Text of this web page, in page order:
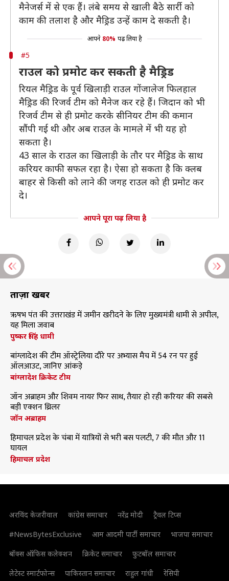
मैनेजर्स में से एक हैं। लंबे समय से खाली बैठे सार्री को
काम की तलाश है और मैड्रिड उन्हें काम दे सकती है।
आपने 80% पढ़ लिया है
#5
राउल को प्रमोट कर सकती है मैड्रिड
रियल मैड्रिड के पूर्व खिलाड़ी राउल गोंजालेज फिलहाल
मैड्रिड की रिजर्व टीम को मैनेज कर रहे हैं। जिदान को भी
रिजर्व टीम से ही प्रमोट करके सीनियर टीम की कमान
सौंपी गई थी और अब राउल के मामले में भी यह हो
सकता है।
43 साल के राउल का खिलाड़ी के तौर पर मैड्रिड के साथ
करियर काफी सफल रहा है। ऐसा हो सकता है कि क्लब
बाहर से किसी को लाने की जगह राउल को ही प्रमोट कर
दे।
आपने पूरा पढ़ लिया है
ताज़ा खबरें
ऋषभ पंत की उत्तराखंड में जमीन खरीदने के लिए मुख्यमंत्री धामी से अपील,
यह मिला जवाब
पुष्कर सिंह धामी
बांग्लादेश की टीम ऑस्ट्रेलिया दौरे पर अभ्यास मैच में 54 रन पर हुई
ऑलआउट, जानिए आंकड़े
बांग्लादेश क्रिकेट टीम
जॉन अब्राहम और शिवम नायर फिर साथ, तैयार हो रही करियर की सबसे
बड़ी एक्शन थ्रिलर
जॉन अब्राहम
हिमाचल प्रदेश के चंबा में यात्रियों से भरी बस पलटी, 7 की मौत और 11
घायल
हिमाचल प्रदेश
अरविंद केजरीवाल कांग्रेस समाचार नरेंद्र मोदी
ट्रैवल टिप्स
#NewsBytesExclusive
आम आदमी पार्टी समाचार
भाजपा समाचार
बॉक्स ऑफिस कलेक्शन
क्रिकेट समाचार
फुटबॉल समाचार
लेटेस्ट स्मार्टफोन्स
पाकिस्तान समाचार राहुल गांधी रेसिपी